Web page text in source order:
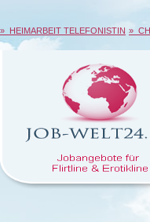
» HEIMARBEIT TELEFONISTIN »